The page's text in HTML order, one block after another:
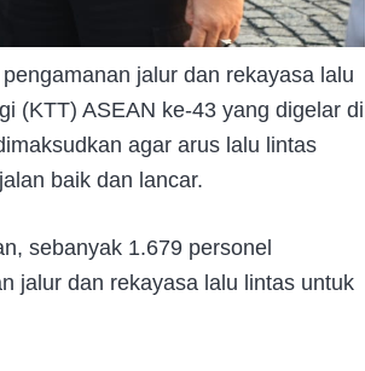
jalur dan rekayasa lalu
(KTT) ASEAN ke-43 yang digelar di
agar arus lalu lintas
baik dan lancar.
sebanyak 1.679 personel
jalur dan rekayasa lalu lintas untuk